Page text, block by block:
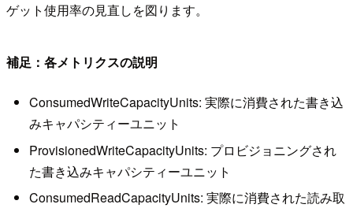
ゲット使用率の見直しを図ります。
補足：各メトリクスの説明
ConsumedWriteCapacityUnits: 実際に消費された書き込
みキャパシティーユニット
ProvisionedWriteCapacityUnits: プロビジョニングされ
た書き込みキャパシティーユニット
ConsumedReadCapacityUnits: 実際に消費された読み取